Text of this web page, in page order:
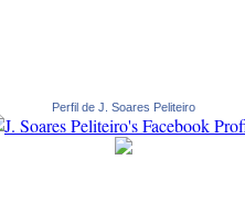
Perfil de J. Soares Peliteiro